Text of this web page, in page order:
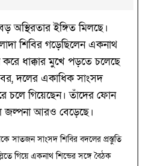
অস্থিরতার ইঙ্গিত মিলছে।
শিবির গড়েছিলেন একনাথ
ধাক্কার মুখে পড়তে চলেছে
দলের একাধিক সাংসদ
চলে গিয়েছেন। তাঁদের ফোন
জল্পনা আরও বেড়েছে।
সাতজন সাংসদ শিবির বদলের প্রস্তুতি
গিয়ে একনাথ শিন্ডের সঙ্গে বৈঠক